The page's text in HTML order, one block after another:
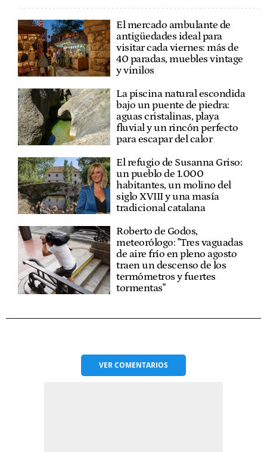
El mercado ambulante de
antigüedades ideal para
visitar cada viernes: más de
40 paradas, muebles vintage
y vinilos
La piscina natural escondida
bajo un puente de piedra:
aguas cristalinas, playa
fluvial y un rincón perfecto
para escapar del calor
El refugio de Susanna Griso:
un pueblo de 1.000
habitantes, un molino del
siglo XVIII y una masía
tradicional catalana
Roberto de Godos,
meteorólogo: "Tres vaguadas
de aire frío en pleno agosto
traen un descenso de los
termómetros y fuertes
tormentas"
VERCOMENTARIOS